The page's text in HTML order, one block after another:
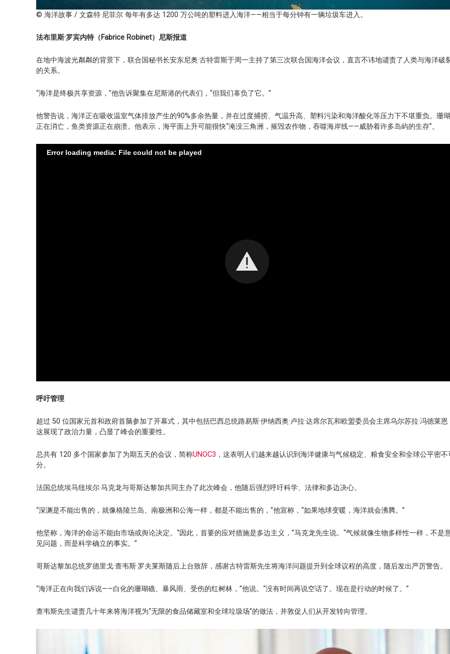
© 海洋故事 / 文森特·尼菲尔 每年有多达 1200 万公吨的塑料进入海洋——相当于每分钟有一辆垃圾车进入。
法布里斯·罗宾内特（Fabrice Robinet）尼斯报道
在地中海波光粼粼的背景下，联合国秘书长安东尼奥·古特雷斯于周一主持了第三次联合国海洋会议，直言不讳地谴责了人类与海洋破
的关系。
“海洋是终极共享资源，”他告诉聚集在尼斯港的代表们，“但我们辜负了它。”
他警告说，海洋正在吸收温室气体排放产生的90%多余热量，并在过度捕捞、气温升高、塑料污染和海洋酸化等压力下不堪重负。珊
正在消亡，鱼类资源正在崩溃。他表示，海平面上升可能很快“淹没三角洲，摧毁农作物，吞噬海岸线——威胁着许多岛屿的生存”。
Error loading media: File could not be played
呼吁管理
超过 50 位国家元首和政府首脑参加了开幕式，其中包括巴西总统路易斯·伊纳西奥·卢拉·达席尔瓦和欧盟委员会主席乌尔苏拉·冯德莱恩
这展现了政治力量，凸显了峰会的重要性。
总共有 120 多个国家参加了为期五天的会议，简称UNOC3 ，这表明人们越来越认识到海洋健康与气候稳定、粮食安全和全球公平密不
分。
法国总统埃马纽埃尔·马克龙与哥斯达黎加共同主办了此次峰会，他随后强烈呼吁科学、法律和多边决心。
“深渊是不能出售的，就像格陵兰岛、南极洲和公海一样，都是不能出售的，”他宣称，“如果地球变暖，海洋就会沸腾。”
他坚称，海洋的命运不能由市场或舆论决定。“因此，首要的应对措施是多边主义，”马克龙先生说。“气候就像生物多样性一样，不是
见问题，而是科学确立的事实。”
哥斯达黎加总统罗德里戈·查韦斯·罗夫莱斯随后上台致辞，感谢古特雷斯先生将海洋问题提升到全球议程的高度，随后发出严厉警告。
“海洋正在向我们诉说——白化的珊瑚礁、暴风雨、受伤的红树林，”他说。“没有时间再说空话了。现在是行动的时候了。”
查韦斯先生谴责几十年来将海洋视为“无限的食品储藏室和全球垃圾场”的做法，并敦促人们从开发转向管理。